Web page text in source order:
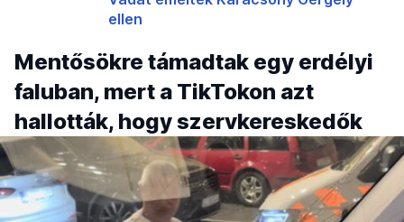
ellen
Mentősökre támadtak egy erdélyi
faluban, mert a TikTokon azt
hallották, hogy szervkereskedők